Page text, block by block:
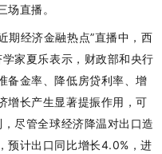
直播。
期经济金融热点”直播中，西
家夏乐表示，财政部和央行
备金率、降低房贷利率、增
增长产生显著提振作用，可
尽管全球经济降温对出口造
预计出口同比增长4.0%，进